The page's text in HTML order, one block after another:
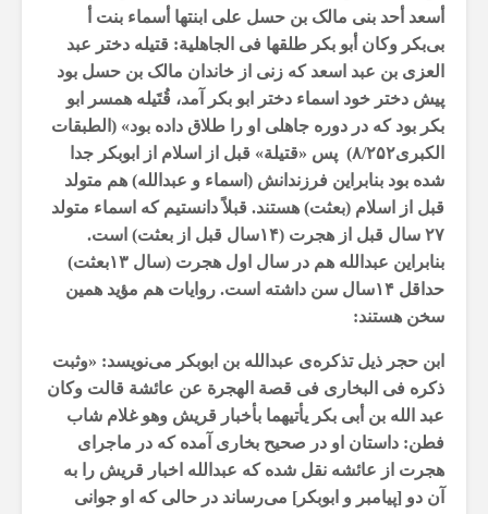
أسعد أحد بنی مالک بن حسل على ابنتها أسماء بنت أ
بی‌بکر وکان أبو بکر طلقها فی الجاهلیة: قتیله دختر عبد
العزى بن عبد اسعد که زنى از خاندان مالک بن حسل بود
پیش دختر خود اسماء دختر ابو بکر آمد، قُتَیله همسر ابو
بکر بود که در دوره جاهلى او را طلاق داده بود» (الطبقات
الکبری۸/۲۵۲) پس «قتیلة» قبل از اسلام از ابوبکر جدا
شده بود بنابراین فرزندانش (اسماء و عبدالله) هم متولد
قبل از اسلام (بعثت) هستند. قبلاً دانستیم که اسماء متولد
۲۷ سال قبل از هجرت (۱۴سال قبل از بعثت) است.
بنابراین عبدالله هم در سال اول هجرت (سال ۱۳بعثت)
حداقل ۱۴سال سن داشته است. روایات هم مؤید همین
سخن هستند:
ابن حجر ذیل تذکره‌ی عبدالله بن ابوبکر می‌نویسد: «وثبت
ذکره فی البخاری فی قصة الهجرة عن عائشة قالت وکان
عبد الله بن أبی بکر یأتیهما بأخبار قریش وهو غلام شاب
فطن: داستان او در صحیح بخاری آمده که در ماجرای
هجرت از عائشه‌ نقل شده که عبدالله اخبار قریش را به
آن دو [پیامبر و ابوبکر] می‌رساند در حالی که او جوانی